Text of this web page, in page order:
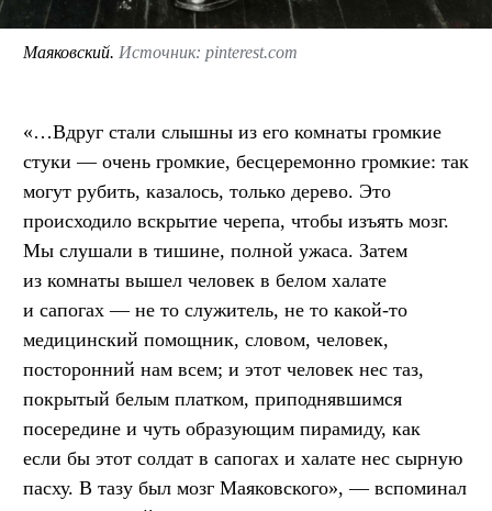
Маяковский. Источник: pinterest.com
«…Вдруг стали слышны из его комнаты громкие
стуки — очень громкие, бесцеремонно громкие: так
могут рубить, казалось, только дерево. Это
происходило вскрытие черепа, чтобы изъять мозг.
Мы слушали в тишине, полной ужаса. Затем
из комнаты вышел человек в белом халате
и сапогах — не то служитель, не то какой-то
медицинский помощник, словом, человек,
посторонний нам всем; и этот человек нес таз,
покрытый белым платком, приподнявшимся
посередине и чуть образующим пирамиду, как
если бы этот солдат в сапогах и халате нес сырную
пасху. В тазу был мозг Маяковского», — вспоминал